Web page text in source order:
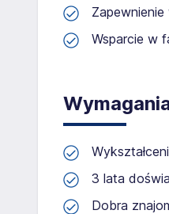
Wsparcie w
3 lata
Dobra